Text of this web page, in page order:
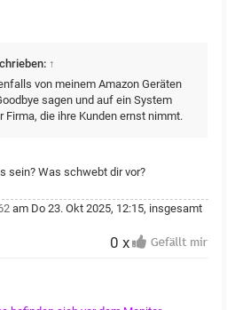
↑
von meinem Amazon Geräten
sagen und auf ein System
Firma, die ihre Kunden ernst nimmt.
sein? Was schwebt dir vor?
am Do 23. Okt 2025, 12:15, insgesamt
0 x